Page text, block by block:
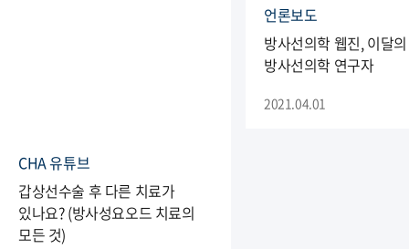
CHA 유튜브
갑상선수술 후 다른 치료가
있나요? (방사성요오드 치료의
모든 것)
언론보도
방사선의학 웹진, 이달의
방사선의학 연구자
2021.04.01